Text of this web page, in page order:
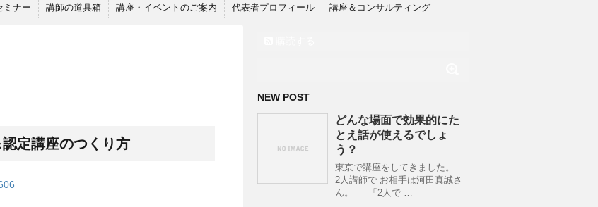
ミナー 講師の道具箱 講座・イベントのご案内 代表者プロフィール 講座＆コンサルティング
定講座のつくり方
NEW POST
どんな場面で効果的にた
とえ話が使えるでしょ
う？
東京で講座をしてきました。
2人講師で お相手は河田真誠さ
ん。 「2人で …